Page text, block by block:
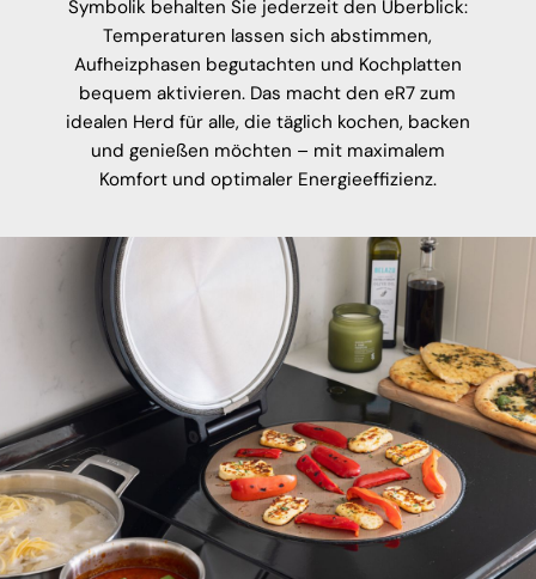
Symbolik behalten Sie jederzeit den Überblick:
Temperaturen lassen sich abstimmen,
Aufheizphasen begutachten und Kochplatten
bequem aktivieren. Das macht den eR7 zum
idealen Herd für alle, die täglich kochen, backen
und genießen möchten – mit maximalem
Komfort und optimaler Energieeffizienz.